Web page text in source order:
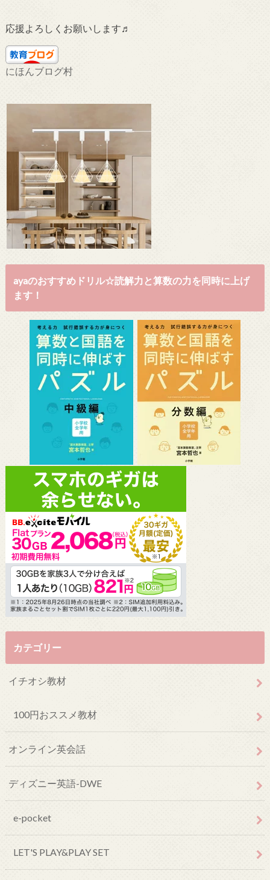
応援よろしくお願いします♬
にほんブログ村
ayaのおすすめドリル☆読解力と算数の力を同時に上げ
ます！
カテゴリー
イチオシ教材
100円おススメ教材
オンライン英会話
ディズニー英語-DWE
e-pocket
LET'S PLAY&PLAY SET